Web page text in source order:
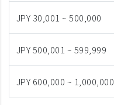
JPY 30,001 ~ 500,000
JPY 500,001 ~ 599,999
JPY 600,000 ~ 1,000,000